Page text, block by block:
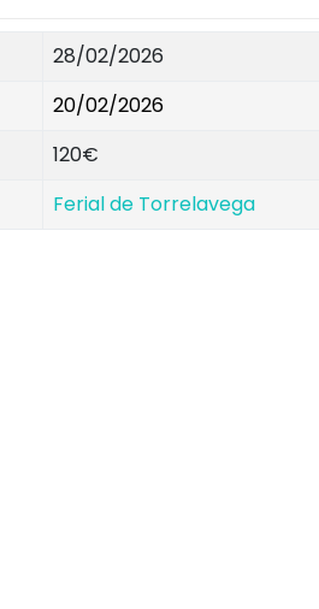
28/02/2026
20/02/2026
120€
Ferial de Torrelavega